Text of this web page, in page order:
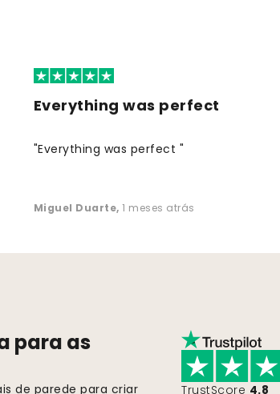
Everything was perfect
"Everything was perfect "
Miguel Duarte, 1 meses atrás
para as
de parede para criar TrustScore 4.8